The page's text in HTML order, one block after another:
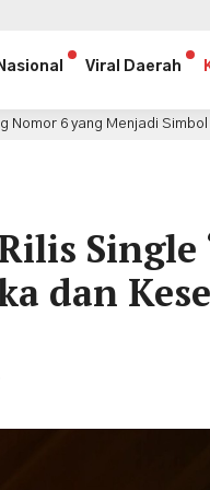
Viral Daerah
Simbol Keabadian AC
Single
dan